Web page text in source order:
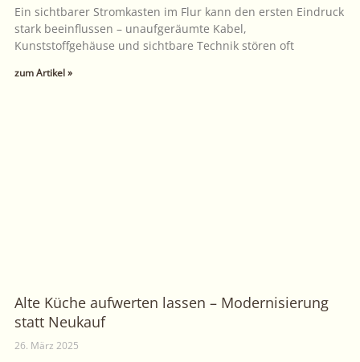
Ein sichtbarer Stromkasten im Flur kann den ersten Eindruck
stark beeinflussen – unaufgeräumte Kabel,
Kunststoffgehäuse und sichtbare Technik stören oft
zum Artikel »
Alte Küche aufwerten lassen – Modernisierung
statt Neukauf
26. März 2025